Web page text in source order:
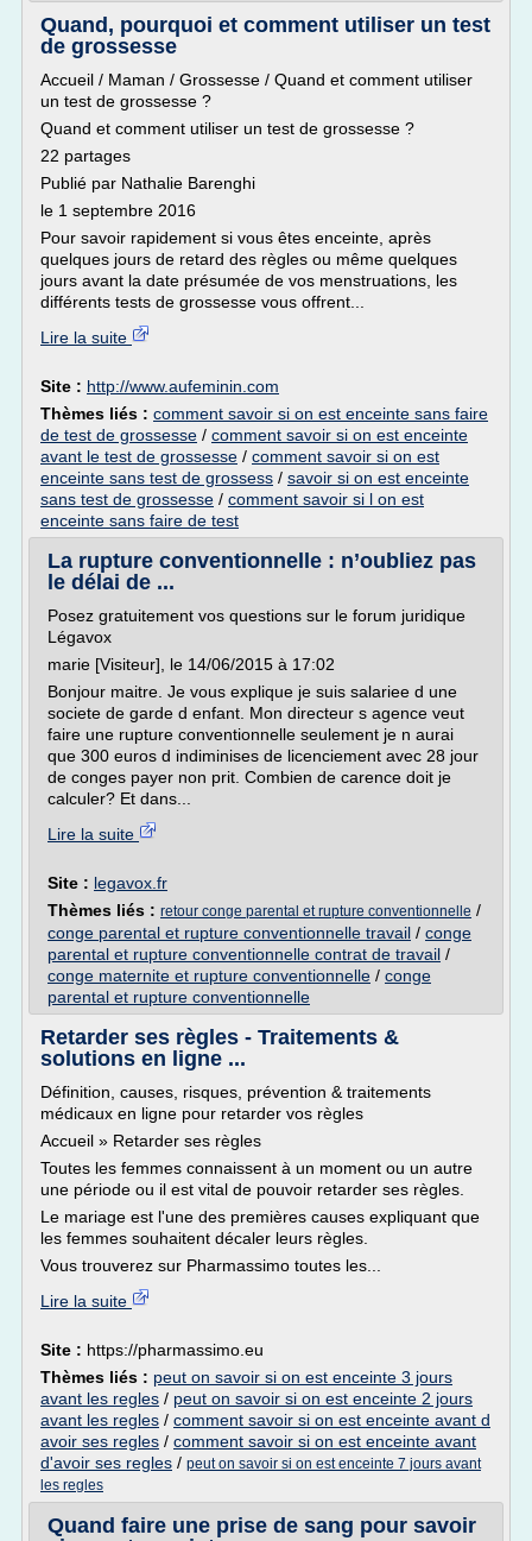
Quand, pourquoi et comment utiliser un test
de grossesse
Accueil / Maman / Grossesse / Quand et comment utiliser
un test de grossesse ?
Quand et comment utiliser un test de grossesse ?
22 partages
Publié par Nathalie Barenghi
le 1 septembre 2016
Pour savoir rapidement si vous êtes enceinte, après
quelques jours de retard des règles ou même quelques
jours avant la date présumée de vos menstruations, les
différents tests de grossesse vous offrent...
Lire la suite
Site : http://www.aufeminin.com
Thèmes liés : comment savoir si on est enceinte sans faire
de test de grossesse / comment savoir si on est enceinte
avant le test de grossesse / comment savoir si on est
enceinte sans test de grossess / savoir si on est enceinte
sans test de grossesse / comment savoir si l on est
enceinte sans faire de test
La rupture conventionnelle : n’oubliez pas
le délai de ...
Posez gratuitement vos questions sur le forum juridique
Légavox
marie [Visiteur], le 14/06/2015 à 17:02
Bonjour maitre. Je vous explique je suis salariee d une
societe de garde d enfant. Mon directeur s agence veut
faire une rupture conventionnelle seulement je n aurai
que 300 euros d indiminises de licenciement avec 28 jour
de conges payer non prit. Combien de carence doit je
calculer? Et dans...
Lire la suite
Site : legavox.fr
Thèmes liés : retour conge parental et rupture conventionnelle /
conge parental et rupture conventionnelle travail / conge
parental et rupture conventionnelle contrat de travail /
conge maternite et rupture conventionnelle / conge
parental et rupture conventionnelle
Retarder ses règles - Traitements &
solutions en ligne ...
Définition, causes, risques, prévention & traitements
médicaux en ligne pour retarder vos règles
Accueil » Retarder ses règles
Toutes les femmes connaissent à un moment ou un autre
une période ou il est vital de pouvoir retarder ses règles.
Le mariage est l'une des premières causes expliquant que
les femmes souhaitent décaler leurs règles.
Vous trouverez sur Pharmassimo toutes les...
Lire la suite
Site : https://pharmassimo.eu
Thèmes liés : peut on savoir si on est enceinte 3 jours
avant les regles / peut on savoir si on est enceinte 2 jours
avant les regles / comment savoir si on est enceinte avant d
avoir ses regles / comment savoir si on est enceinte avant
d'avoir ses regles / peut on savoir si on est enceinte 7 jours avant
les regles
Quand faire une prise de sang pour savoir